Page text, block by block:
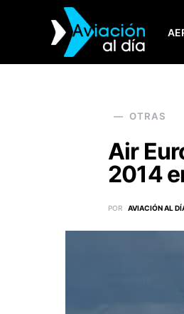
SEARCH FOR:
OTRAS
Air
2014
POR AVIACIÓN AL